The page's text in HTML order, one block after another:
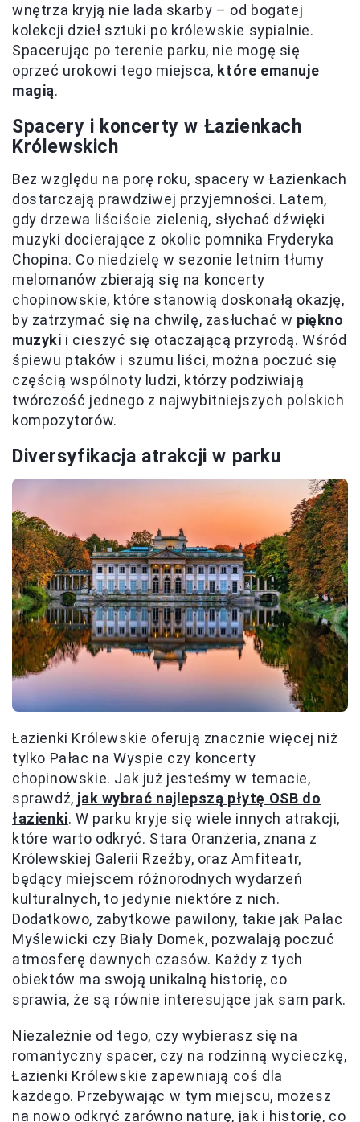
wnętrza kryją nie lada skarby – od bogatej
kolekcji dzieł sztuki po królewskie sypialnie.
Spacerując po terenie parku, nie mogę się
oprzeć urokowi tego miejsca, które emanuje
magią.
Spacery i koncerty w Łazienkach
Królewskich
Bez względu na porę roku, spacery w Łazienkach
dostarczają prawdziwej przyjemności. Latem,
gdy drzewa liściście zielenią, słychać dźwięki
muzyki docierające z okolic pomnika Fryderyka
Chopina. Co niedzielę w sezonie letnim tłumy
melomanów zbierają się na koncerty
chopinowskie, które stanowią doskonałą okazję,
by zatrzymać się na chwilę, zasłuchać w piękno
muzyki i cieszyć się otaczającą przyrodą. Wśród
śpiewu ptaków i szumu liści, można poczuć się
częścią wspólnoty ludzi, którzy podziwiają
twórczość jednego z najwybitniejszych polskich
kompozytorów.
Diversyfikacja atrakcji w parku
Łazienki Królewskie oferują znacznie więcej niż
tylko Pałac na Wyspie czy koncerty
chopinowskie. Jak już jesteśmy w temacie,
sprawdź, jak wybrać najlepszą płytę OSB do
łazienki. W parku kryje się wiele innych atrakcji,
które warto odkryć. Stara Oranżeria, znana z
Królewskiej Galerii Rzeźby, oraz Amfiteatr,
będący miejscem różnorodnych wydarzeń
kulturalnych, to jedynie niektóre z nich.
Dodatkowo, zabytkowe pawilony, takie jak Pałac
Myślewicki czy Biały Domek, pozwalają poczuć
atmosferę dawnych czasów. Każdy z tych
obiektów ma swoją unikalną historię, co
sprawia, że są równie interesujące jak sam park.
Niezależnie od tego, czy wybierasz się na
romantyczny spacer, czy na rodzinną wycieczkę,
Łazienki Królewskie zapewniają coś dla
każdego. Przebywając w tym miejscu, możesz
na nowo odkryć zarówno naturę, jak i historię, co